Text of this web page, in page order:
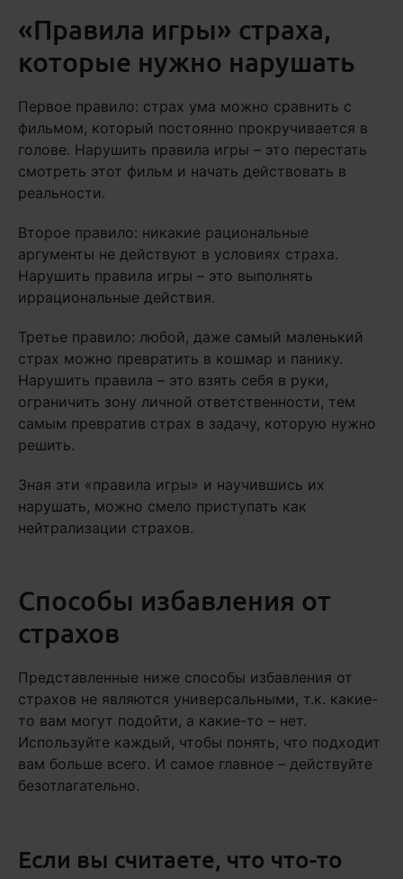
«Правила игры» страха,
которые нужно нарушать
Первое правило: страх ума можно сравнить с
фильмом, который постоянно прокручивается в
голове. Нарушить правила игры – это перестать
смотреть этот фильм и начать действовать в
реальности.
Второе правило: никакие рациональные
аргументы не действуют в условиях страха.
Нарушить правила игры – это выполнять
иррациональные действия.
Третье правило: любой, даже самый маленький
страх можно превратить в кошмар и панику.
Нарушить правила – это взять себя в руки,
ограничить зону личной ответственности, тем
самым превратив страх в задачу, которую нужно
решить.
Зная эти «правила игры» и научившись их
нарушать, можно смело приступать как
нейтрализации страхов.
Способы избавления от
страхов
Представленные ниже способы избавления от
страхов не являются универсальными, т.к. какие-
то вам могут подойти, а какие-то – нет.
Используйте каждый, чтобы понять, что подходит
вам больше всего. И самое главное – действуйте
безотлагательно.
Если вы считаете, что что-то